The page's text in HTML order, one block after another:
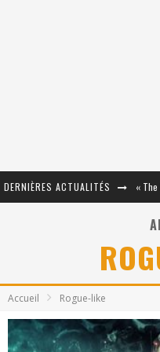
DERNIÈRES ACTUALITÉS
Star
Accueil Rogue-like